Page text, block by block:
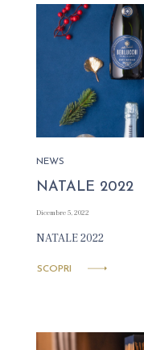
NEWS
NATALE 2022
Dicembre 5, 2022
NATALE 2022
SCOPRI